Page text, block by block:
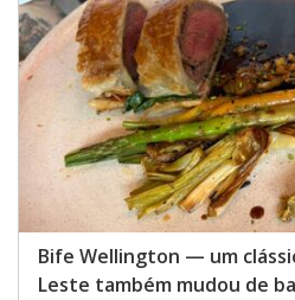
Bife Wellington — um
Leste também mudou de